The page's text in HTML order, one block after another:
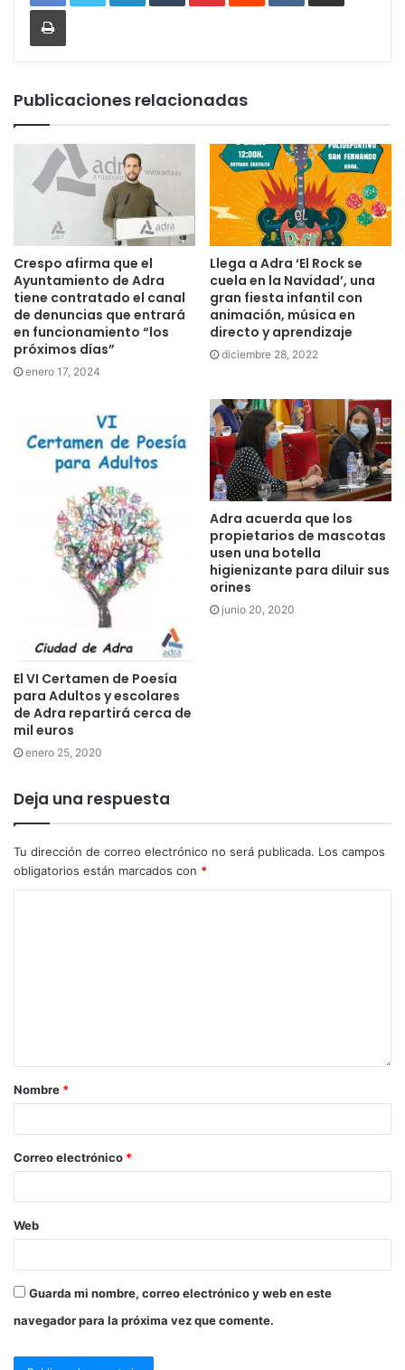
Imprimir
Publicaciones relacionadas
Crespo afirma que el
Ayuntamiento de Adra
tiene contratado el canal
de denuncias que entrará
en funcionamiento “los
próximos días”
enero 17, 2024
Llega a Adra ‘El Rock se
cuela en la Navidad’, una
gran fiesta infantil con
animación, música en
directo y aprendizaje
diciembre 28, 2022
El VI Certamen de Poesía
para Adultos y escolares
de Adra repartirá cerca de
mil euros
enero 25, 2020
Adra acuerda que los
propietarios de mascotas
usen una botella
higienizante para diluir sus
orines
junio 20, 2020
Deja una respuesta
Tu dirección de correo electrónico no será publicada. Los campos
obligatorios están marcados con *
Nombre *
Correo electrónico *
Web
Guarda mi nombre, correo electrónico y web en este
navegador para la próxima vez que comente.